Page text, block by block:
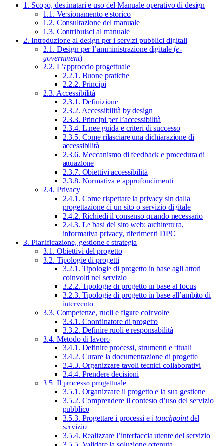
1. Scopo, destinatari e uso del Manuale operativo di design
1.1. Versionamento e storico
1.2. Consultazione del manuale
1.3. Contribuisci al manuale
2. Introduzione al design per i servizi pubblici digitali
2.1. Design per l’amministrazione digitale (e-
government)
2.2. L’approccio progettuale
2.2.1. Buone pratiche
2.2.2. Principi
2.3. Accessibilità
2.3.1. Definizione
2.3.2. Accessibilità by design
2.3.3. Principi per l’accessibilità
2.3.4. Linee guida e criteri di successo
2.3.5. Come rilasciare una dichiarazione di
accessibilità
2.3.6. Meccanismo di feedback e procedura di
attuazione
2.3.7. Obiettivi accessibilità
2.3.8. Normativa e approfondimenti
2.4. Privacy
2.4.1. Come rispettare la privacy sin dalla
progettazione di un sito o servizio digitale
2.4.2. Richiedi il consenso quando necessario
2.4.3. Le basi del sito web: architettura,
informativa privacy, riferimenti DPO
3. Pianificazione, gestione e strategia
3.1. Obiettivi del progetto
3.2. Tipologie di progetti
3.2.1. Tipologie di progetto in base agli attori
coinvolti nel servizio
3.2.2. Tipologie di progetto in base al focus
3.2.3. Tipologie di progetto in base all’ambito di
intervento
3.3. Competenze, ruoli e figure coinvolte
3.3.1. Coordinatore di progetto
3.3.2. Definire ruoli e responsabilità
3.4. Metodo di lavoro
3.4.1. Definire processi, strumenti e rituali
3.4.2. Curare la documentazione di progetto
3.4.3. Organizzare tavoli tecnici collaborativi
3.4.4. Prendere decisioni
3.5. Il processo progettuale
3.5.1. Organizzare il progetto e la sua gestione
3.5.2. Comprendere il contesto d’uso del servizio
pubblico
3.5.3. Progettare i processi e i touchpointdel
servizio
3.5.4. Realizzare l’interfaccia utente del servizio
3.5.5. Validare la soluzione ottenuta